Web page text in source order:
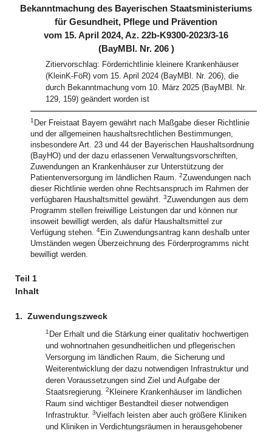
Bekanntmachung des Bayerischen Staatsministeriums
für Gesundheit, Pflege und Prävention
vom 15. April 2024, Az. 22b-K9300-2023/3-16
(BayMBl. Nr. 206 )
Zitiervorschlag: Förderrichtlinie kleinere Krankenhäuser
(KleinK-FöR) vom 15. April 2024 (BayMBl. Nr. 206), die
durch Bekanntmachung vom 10. März 2025 (BayMBl. Nr.
129, 159) geändert worden ist
1 Der Freistaat Bayern gewährt nach Maßgabe dieser Richtlinie
und der allgemeinen haushaltsrechtlichen Bestimmungen,
insbesondere Art. 23 und 44 der Bayerischen Haushaltsordnung
(BayHO) und der dazu erlassenen Verwaltungsvorschriften,
Zuwendungen an Krankenhäuser zur Unterstützung der
Patientenversorgung im ländlichen Raum. 2Zuwendungen nach
dieser Richtlinie werden ohne Rechtsanspruch im Rahmen der
verfügbaren Haushaltsmittel gewährt. 3Zuwendungen aus dem
Programm stellen freiwillige Leistungen dar und können nur
insoweit bewilligt werden, als dafür Haushaltsmittel zur
Verfügung stehen. 4Ein Zuwendungsantrag kann deshalb unter
Umständen wegen Überzeichnung des Förderprogramms nicht
bewilligt werden.
Teil 1
Inhalt
1. Zuwendungszweck
1 Der Erhalt und die Stärkung einer qualitativ hochwertigen
und wohnortnahen gesundheitlichen und pflegerischen
Versorgung im ländlichen Raum, die Sicherung und
Weiterentwicklung der dazu notwendigen Infrastruktur und
deren Voraussetzungen sind Ziel und Aufgabe der
Staatsregierung. 2 Kleinere Krankenhäuser im ländlichen
Raum sind wichtiger Bestandteil dieser notwendigen
Infrastruktur. 3Vielfach leisten aber auch größere Kliniken
und Kliniken in Verdichtungsräumen in herausgehobener